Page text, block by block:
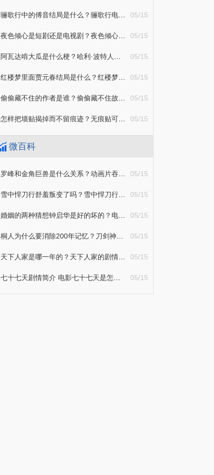
05/15
骊歌行中的傅音结局是什么？骊歌行电视剧故事介绍
05/15
夜色倾心是短剧还是电视剧？夜色倾心最终结局是什么？
05/15
阿瓦达啃大瓜是什么梗？哈利·波特人物相关解析简介
05/15
红楼梦里面贾元春结局是什么？红楼梦贾元春人物解析
05/15
偷偷藏不住的作者是谁？偷偷藏不住故事梗概介绍
05/15
怎样把墙贴揭掉而不留痕迹？无痕贴可以贴在粉刷的墙上吗？
微百科
05/15
罗峰和金角巨兽是什么关系？动画片吞噬星空剧情简介
05/15
雪中悍刀行舒羞叛变了吗？雪中悍刀行故事剧情介绍
05/15
婚姻的两种猜想钟启华是好的坏的？电视剧婚姻的两种猜想剧情简介
05/15
桐人为什么要消除200年记忆？刀剑神域的剧情介绍
05/15
天下人家是哪一年的？天下人家的剧情介绍
05/15
七十七天剧情简介 电影七十七天是怎么来的？